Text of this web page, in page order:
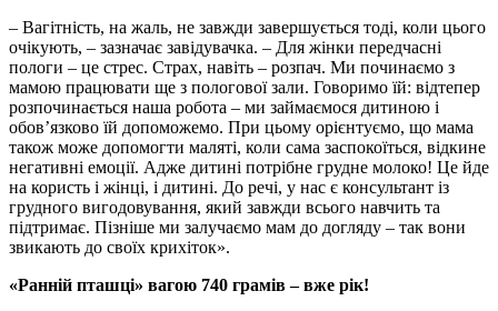
– Вагітність, на жаль, не завжди завершується тоді, коли цього
очікують, – зазначає завідувачка. – Для жінки передчасні
пологи – це стрес. Страх, навіть – розпач. Ми починаємо з
мамою працювати ще з пологової зали. Говоримо їй: відтепер
розпочинається наша робота – ми займаємося дитиною і
обов’язково їй допоможемо. При цьому орієнтуємо, що мама
також може допомогти маляті, коли сама заспокоїться, відкине
негативні емоції. Адже дитині потрібне грудне молоко! Це йде
на користь і жінці, і дитині. До речі, у нас є консультант із
грудного вигодовування, який завжди всього навчить та
підтримає. Пізніше ми залучаємо мам до догляду – так вони
звикають до своїх крихіток».
«Ранній пташці» вагою 740 грамів – вже рік!